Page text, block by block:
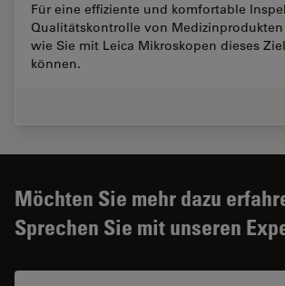
Für eine effiziente und komfortable
Qualitätskontrolle von Medizinprodukten
wie Sie mit Leica Mikroskopen dieses
können.
Möchten Sie mehr dazu
Sprechen Sie mit unseren